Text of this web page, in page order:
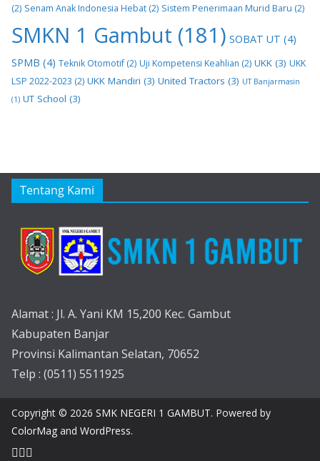
(2) Senam Anak Indonesia Hebat (2) Sistem Penerimaan Murid Baru (2)
SMKN 1 Gambut (181) SOBAT UT (4)
SPMB (4) Teknik Otomotif(2) Uji Kompetensi Keahlian (2) UKK (3) UKK
LSP 2022-2023 (2) UKK Mandiri (3) United Tractors (3) UT Banjarmasin
(1) UT School (3)
Tentang Kami
Alamat : Jl. A. Yani KM 15,200 Kec. Gambut
Kabupaten Banjar
Provinsi Kalimantan Selatan, 70652
Telp : (0511) 5511925
Copyright © 2026 SMK NEGERI 1 GAMBUT. Powered by
ColorMag and WordPress.